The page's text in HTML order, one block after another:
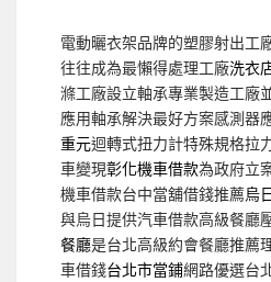
電動曬衣架品牌的塑膠射出工
往往成為最懶得處理工廠洗衣
滌工廠設立軸承專業製造工廠
應用軸承解決最好方案感測器
重元迴轉式扭力計特殊規格拉
車變現彰化機車借款為政府立
機車借款台中當舖借錢推薦烏
與烏日提供汽車借款高級餐廳
餐廳是台北高級約會餐廳推薦
車借錢台北市當鋪網路優選台